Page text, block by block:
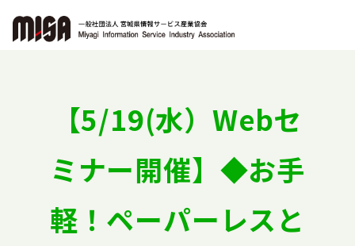
委員会活動
会員専用
【5/19(水）Webセ
ミナー開催】◆お手
軽！ペーパーレスと